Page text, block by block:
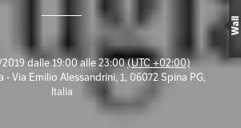
dalle 19:00 alle 23:00(UTC +02:00)
Via Emilio Alessandrini, 1, 06072 Spina PG,
Italia
Wall